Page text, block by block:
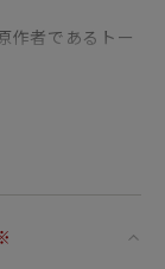
作者であるトー
でデザインしま